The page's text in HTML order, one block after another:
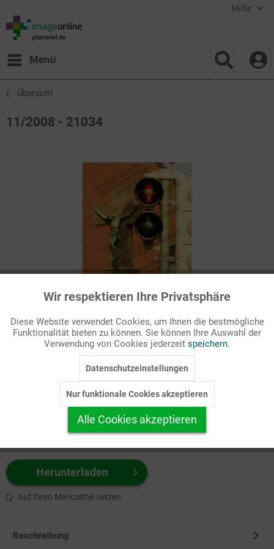
Hilfe
Menü
Übersicht
11/2008 - 21034
Passende Stichworte
Fastenzeit/Passion, Kirchenjahr
zuerst Ihr Produktformat aus.
z.B. Farbe-Grafik, Schwarz-Weiß-Grafik, mit/ohne Text ...
Herunterladen
Auf Ihren Merkzettel setzen
Beschreibung
Funktionale Aktiv
Marketing Inaktiv
Personalisierung Inaktiv
Service
Wir respektieren Ihre Privatsphäre
Diese Website verwendet Cookies, um Ihnen die bestmögliche
Funktionalität bieten zu können. Sie können Ihre Auswahl der
Verwendung von Cookies jederzeit speichern.
Datenschutzeinstellungen
Nur funktionale Cookies akzeptieren
Alle Cookies akzeptieren